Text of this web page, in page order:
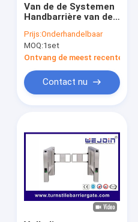
Van de de Systemen
Handbarrière van de
het Wapenpoort voor
Wegtol
Prijs:Onderhandelbaar
MOQ:1set
Ontvang de meest recente
Contact nu